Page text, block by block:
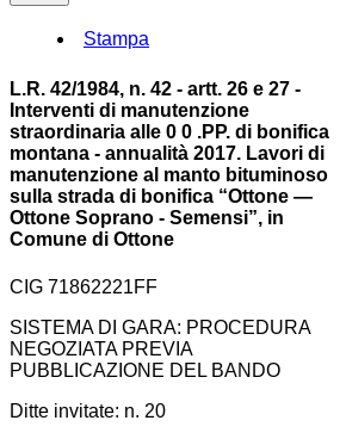
Stampa
L.R. 42/1984, n. 42 - artt. 26 e 27 -
Interventi di manutenzione
straordinaria alle 0 0 .PP. di bonifica
montana - annualità 2017. Lavori di
manutenzione al manto bituminoso
sulla strada di bonifica “Ottone —
Ottone Soprano - Semensi”, in
Comune di Ottone
CIG 71862221FF
SISTEMA DI GARA: PROCEDURA
NEGOZIATA PREVIA
PUBBLICAZIONE DEL BANDO
Ditte invitate: n. 20